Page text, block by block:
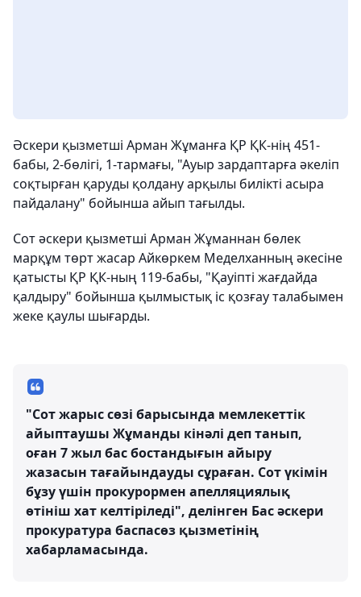
Әскери қызметші Арман Жұманға ҚР ҚК-нің 451-
бабы, 2-бөлігі, 1-тармағы, "Ауыр зардаптарға әкеліп
соқтырған қаруды қолдану арқылы билікті асыра
пайдалану" бойынша айып тағылды.
Сот әскери қызметші Арман Жұманнан бөлек
марқұм төрт жасар Айкөркем Меделханның әкесіне
қатысты ҚР ҚК-ның 119-бабы, "Қауіпті жағдайда
қалдыру" бойынша қылмыстық іс қозғау талабымен
жеке қаулы шығарды.
"Сот жарыс сөзі барысында мемлекеттік
айыптаушы Жұманды кінәлі деп танып,
оған 7 жыл бас бостандығын айыру
жазасын тағайындауды сұраған. Сот үкімін
бұзу үшін прокурормен апелляциялық
өтініш хат келтіріледі", делінген Бас әскери
прокуратура баспасөз қызметінің
хабарламасында.